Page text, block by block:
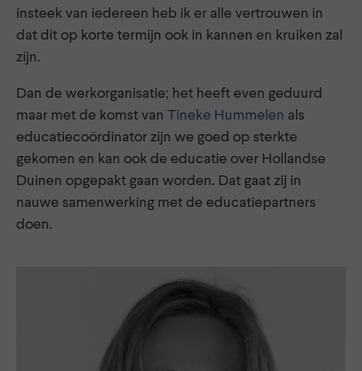
insteek van iedereen heb ik er alle vertrouwen in
dat dit op korte termijn ook in kannen en kruiken zal
zijn.
Dan de werkorganisatie; het heeft even geduurd
maar met de komst van Tineke Hummelen als
educatiecoördinator zijn we goed op sterkte
gekomen en kan ook de educatie over Hollandse
Duinen opgepakt gaan worden. Dat gaat zij in
nauwe samenwerking met de educatiepartners
doen.